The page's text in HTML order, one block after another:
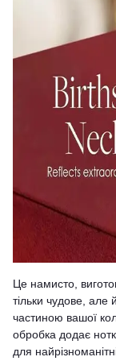
Це намисто,
тільки чудове, але
частиною вашої
обробка додає
для